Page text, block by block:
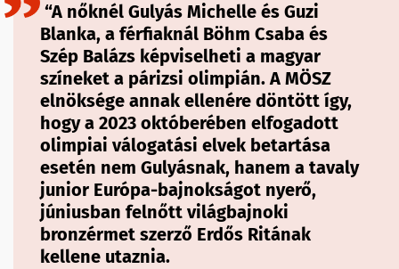
“A nőknél Gulyás Michelle és Guzi
Blanka, a férfiaknál Böhm Csaba és
Szép Balázs képviselheti a magyar
színeket a párizsi olimpián. A MÖSZ
elnöksége annak ellenére döntött így,
hogy a 2023 októberében elfogadott
olimpiai válogatási elvek betartása
esetén nem Gulyásnak, hanem a tavaly
junior Európa-bajnokságot nyerő,
júniusban felnőtt világbajnoki
bronzérmet szerző Erdős Ritának
kellene utaznia.